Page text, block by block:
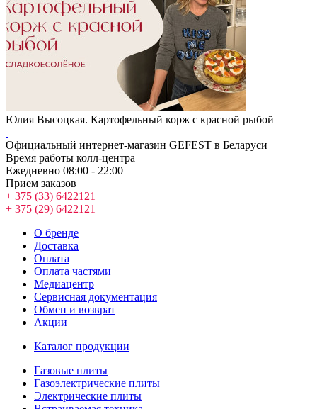
Юлия Высоцкая. Картофельный корж с красной рыбой
Официальный интернет-магазин GEFEST в Беларуси
Время работы колл-центра
Ежедневно 08:00 - 22:00
Прием заказов
+ 375 (33) 6422121
+ 375 (29) 6422121
О бренде
Доставка
Оплата
Оплата частями
Медиацентр
Сервисная документация
Обмен и возврат
Акции
Каталог продукции
Газовые плиты
Газоэлектрические плиты
Электрические плиты